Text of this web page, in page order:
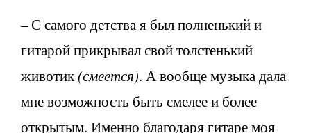
– С самого детства я был полненький и
гитарой прикрывал свой толстенький
животик(смеется). А вообще музыка дала
мне возможность быть смелее и более
открытым. Именно благодаря гитаре моя